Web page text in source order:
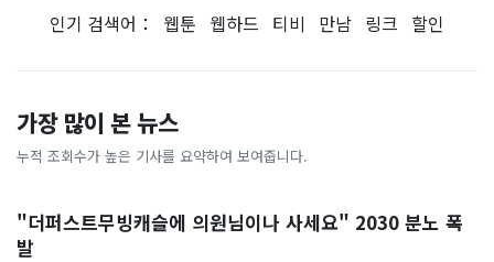
인기 검색어： 웹툰 웹하드 티비 만남 링크 할인
가장 많이 본 뉴스
누적 조회수가 높은 기사를 요약하여 보여줍니다.
"더퍼스트무빙캐슬에 의원님이나 사세요" 2030 분노 폭
발